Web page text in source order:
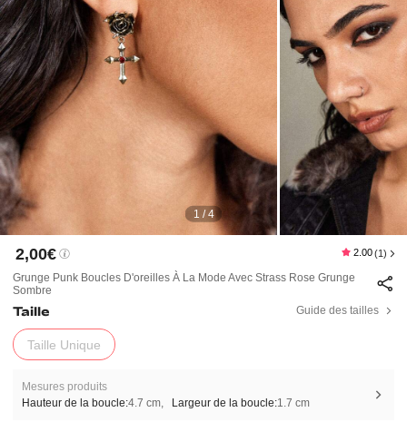
1 / 4
2,00€ 2.00 (1)
Grunge Punk Boucles D'oreilles À La Mode Avec Strass Rose Grunge
Sombre
Taille Guide des tailles
Taille Unique
Mesures produits
Hauteur de la boucle:4.7 cm Largeur de la boucle:1.7 cm